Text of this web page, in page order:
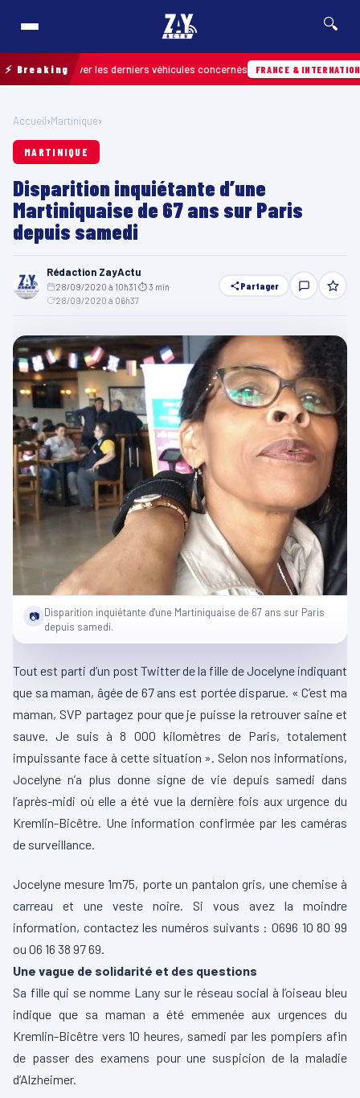
🔍
⚡ Breakingles derniers véhicules concernés FRANCE & INTERNATIONALE
Accueil›Martinique›
MARTINIQUE
Disparition inquiétante d’une
Martiniquaise de 67 ans sur Paris
depuis samedi
Rédaction ZayActu
28/09/2020 à 10h31 ⏱ 3 min
28/09/2020 à 06h37
Partager
📷 Disparition inquiétante d'une Martiniquaise de 67 ans sur Paris
depuis samedi.
Tout est parti d’un post Twitter de la fille de Jocelyne indiquant
que sa maman, âgée de 67 ans est portée disparue. « C’est ma
maman, SVP partagez pour que je puisse la retrouver saine et
sauve. Je suis à 8 000 kilomètres de Paris, totalement
impuissante face à cette situation ». Selon nos informations,
Jocelyne n’a plus donne signe de vie depuis samedi dans
l’après-midi où elle a été vue la dernière fois aux urgence du
Kremlin-Bicêtre. Une information confirmée par les caméras
de surveillance.
Jocelyne mesure 1m75, porte un pantalon gris, une chemise à
carreau et une veste noire. Si vous avez la moindre
information, contactez les numéros suivants : 0696 10 80 99
ou 06 16 38 97 69.
Une vague de solidarité et des questions
Sa fille qui se nomme Lany sur le réseau social à l’oiseau bleu
indique que sa maman a été emmenée aux urgences du
Kremlin-Bicêtre vers 10 heures, samedi par les pompiers afin
de passer des examens pour une suspicion de la maladie
d’Alzheimer.